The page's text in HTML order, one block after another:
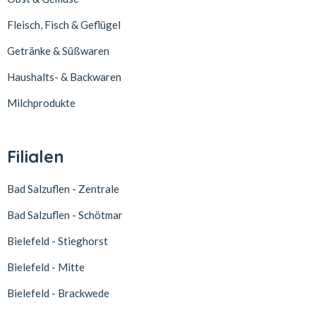
Fleisch, Fisch & Geflügel
Getränke & Süßwaren
Haushalts- & Backwaren
Milchprodukte
Filialen
Bad Salzuflen - Zentrale
Bad Salzuflen - Schötmar
Bielefeld - Stieghorst
Bielefeld - Mitte
Bielefeld - Brackwede